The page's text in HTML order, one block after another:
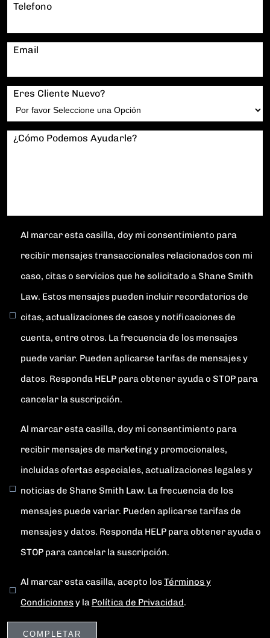
Telefono
Email
Eres Cliente Nuevo?
¿Cómo Podemos Ayudarle?
Al marcar esta casilla, doy mi consentimiento para
recibir mensajes transaccionales relacionados con mi
caso, citas o servicios que he solicitado a Shane Smith
Law. Estos mensajes pueden incluir recordatorios de
citas, actualizaciones de casos y notificaciones de
cuenta, entre otros. La frecuencia de los mensajes
puede variar. Pueden aplicarse tarifas de mensajes y
datos. Responda HELP para obtener ayuda o STOP para
cancelar la suscripción.
Al marcar esta casilla, doy mi consentimiento para
recibir mensajes de marketing y promocionales,
incluidas ofertas especiales, actualizaciones legales y
noticias de Shane Smith Law. La frecuencia de los
mensajes puede variar. Pueden aplicarse tarifas de
mensajes y datos. Responda HELP para obtener ayuda o
STOP para cancelar la suscripción.
Al marcar esta casilla, acepto losTérminos y
Condicionesy la Política de Privacidad.